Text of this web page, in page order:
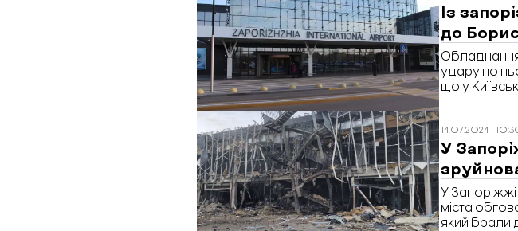
Із
до
Обладнання
удару по
що у
14.07.2024 |
У
У Запоріжжі
міста
який брали